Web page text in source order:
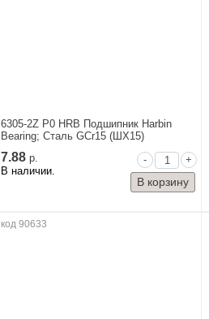
6305-2Z P0 HRB Подшипник Harbin
Bearing; Сталь GCr15 (ШХ15)
7.88р.
В наличии.
- +
код 90633